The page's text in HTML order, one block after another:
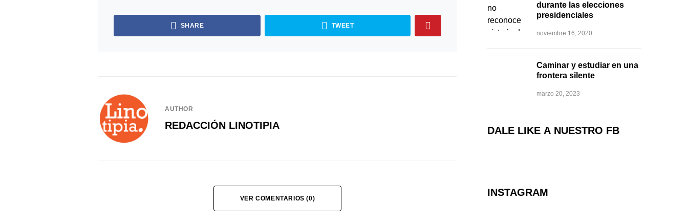
SHARE TWEET
AUTHOR
REDACCIÓN LINOTIPIA
VER COMENTARIOS (0)
durante las elecciones
presidenciales
noviembre 16, 2020
Caminar y estudiar en una
frontera silente
marzo 20, 2023
DALE LIKE A NUESTRO FB
INSTAGRAM